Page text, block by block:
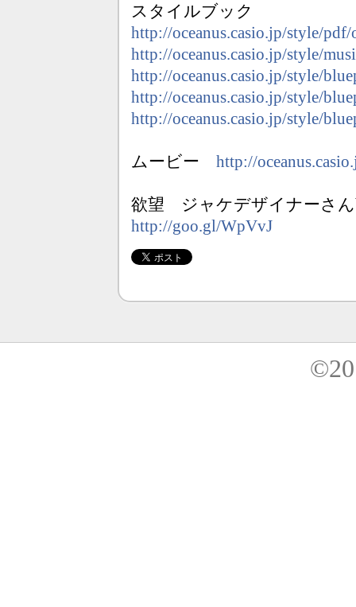
スタイルブック
http://oceanus.casio.jp/style/
http://oceanus.casio.jp/style/
http://oceanus.casio.jp/style/
http://oceanus.casio.jp/style/
http://oceanus.casio.jp/style/
ムービー http://
欲望 ジャケデザイナーさん
http://goo.gl/WpVvJ